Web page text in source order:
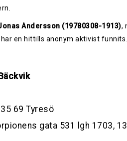
Andersson (19780308-1913),
en hittills anonym aktivist
Bäckvik
69 Tyresö
gata 531 lgh 1703,